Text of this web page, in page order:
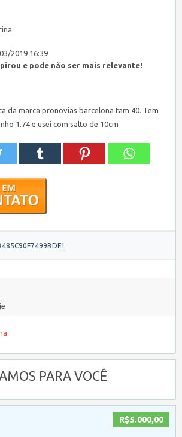
2019 16:39
e pode não ser mais relevante!
da marca pronovias barcelona tam 40. Tem
1.74 e usei com salto de 10cm
PARA VOCÊ
R$5.000,00